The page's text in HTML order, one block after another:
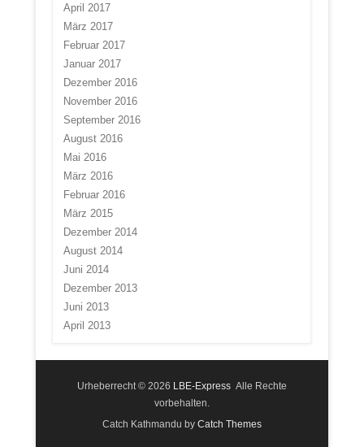
April 2017
März 2017
Februar 2017
Januar 2017
Dezember 2016
November 2016
September 2016
August 2016
Mai 2016
März 2016
Februar 2016
März 2015
Dezember 2014
August 2014
Juni 2014
Dezember 2013
Juni 2013
April 2013
Urheberrecht © 2026 LBE-Express Alle Rechte
vorbehalten.
Catch Kathmandu by Catch Themes